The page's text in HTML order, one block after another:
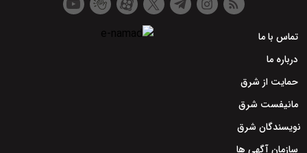
تماس با ما
درباره ما
حمایت از شرق
مانیفست شرق
نویسندگان شرق
سازمان آگهی ها